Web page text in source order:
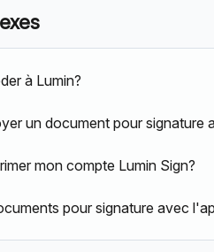
à Lumin?
un document pour signature
mon compte Lumin Sign?
pour signature avec